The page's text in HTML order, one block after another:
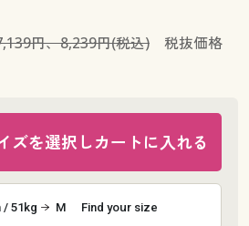
円、8,239円(税込)税抜価格
ズを選択しカートに入れる
/ 51kg M Find your size